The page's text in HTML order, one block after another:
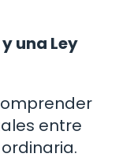
una Ley
entre